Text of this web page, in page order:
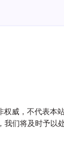
权威，不代表本
们将及时予以处